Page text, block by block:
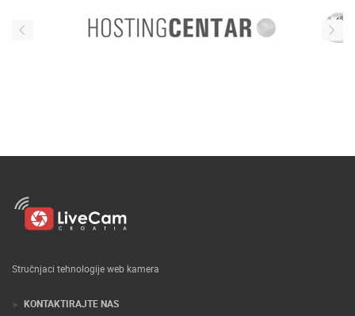
Stručnjaci tehnologije web kamera
KONTAKTIRAJTE NAS